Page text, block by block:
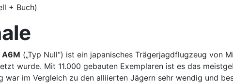
+ Buch)
A6M („Typ Null“) ist ein japanisches Trägerjagdflugzeug von
wurde. Mit 11.000 gebauten Exemplaren ist es das
war im Vergleich zu den alliierten Jägern sehr wendig und